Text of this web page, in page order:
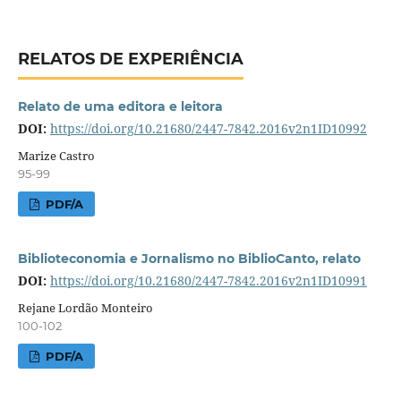
RELATOS DE EXPERIÊNCIA
Relato de uma editora e leitora
DOI: https://doi.org/10.21680/2447-7842.2016v2n1ID10992
Marize Castro
95-99
PDF/A
Biblioteconomia e Jornalismo no BiblioCanto, relato
DOI: https://doi.org/10.21680/2447-7842.2016v2n1ID10991
Rejane Lordão Monteiro
100-102
PDF/A